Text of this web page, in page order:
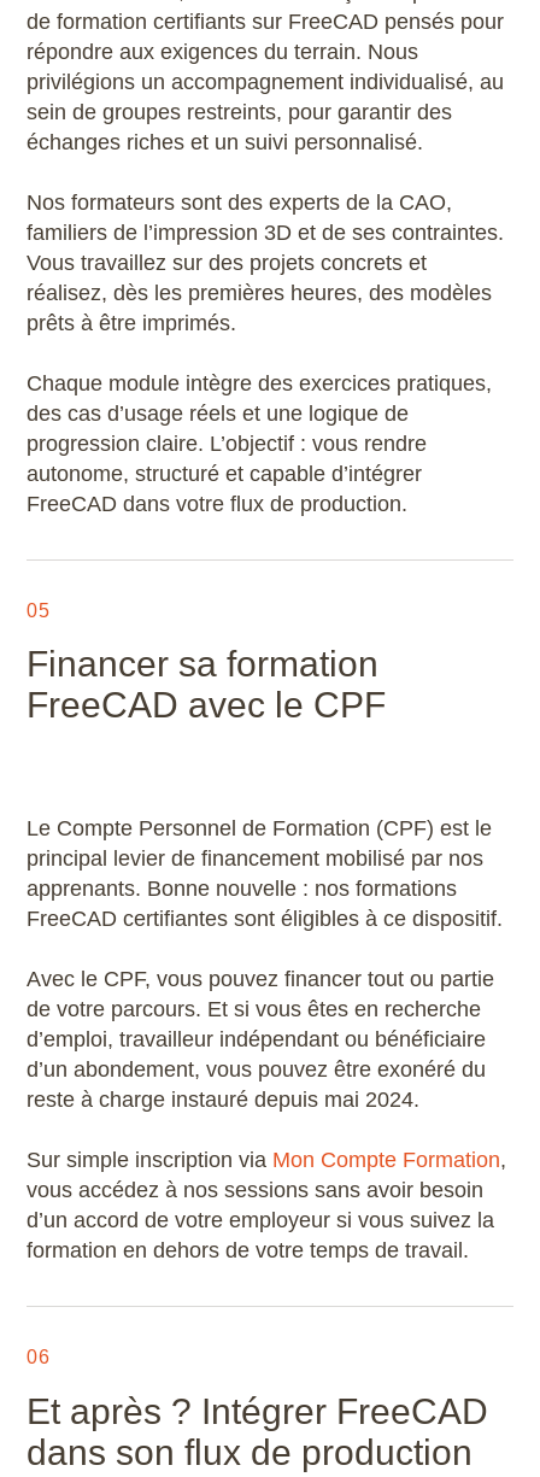
de formation certifiants sur FreeCAD pensés pour
répondre aux exigences du terrain. Nous
privilégions un accompagnement individualisé, au
sein de groupes restreints, pour garantir des
échanges riches et un suivi personnalisé.
Nos formateurs sont des experts de la CAO,
familiers de l’impression 3D et de ses contraintes.
Vous travaillez sur des projets concrets et
réalisez, dès les premières heures, des modèles
prêts à être imprimés.
Chaque module intègre des exercices pratiques,
des cas d’usage réels et une logique de
progression claire. L’objectif : vous rendre
autonome, structuré et capable d’intégrer
FreeCAD dans votre flux de production.
05
Financer sa formation
FreeCAD avec le CPF
Le Compte Personnel de Formation (CPF) est le
principal levier de financement mobilisé par nos
apprenants. Bonne nouvelle : nos formations
FreeCAD certifiantes sont éligibles à ce dispositif.
Avec le CPF, vous pouvez financer tout ou partie
de votre parcours. Et si vous êtes en recherche
d’emploi, travailleur indépendant ou bénéficiaire
d’un abondement, vous pouvez être exonéré du
reste à charge instauré depuis mai 2024.
Sur simple inscription via Mon Compte Formation,
vous accédez à nos sessions sans avoir besoin
d’un accord de votre employeur si vous suivez la
formation en dehors de votre temps de travail.
06
Et après ? Intégrer FreeCAD
dans son flux de production